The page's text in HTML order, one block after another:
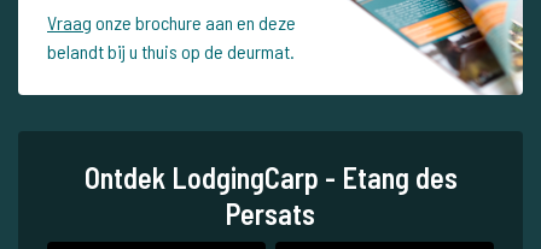
Vraag onze brochure aan en deze
belandt bij u thuis op de deurmat.
Ontdek LodgingCarp - Etang des
Persats